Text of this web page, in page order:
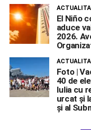
El Niño
aduce
2026.
Foto |
40 de
Iulia cu
urcat și
și al